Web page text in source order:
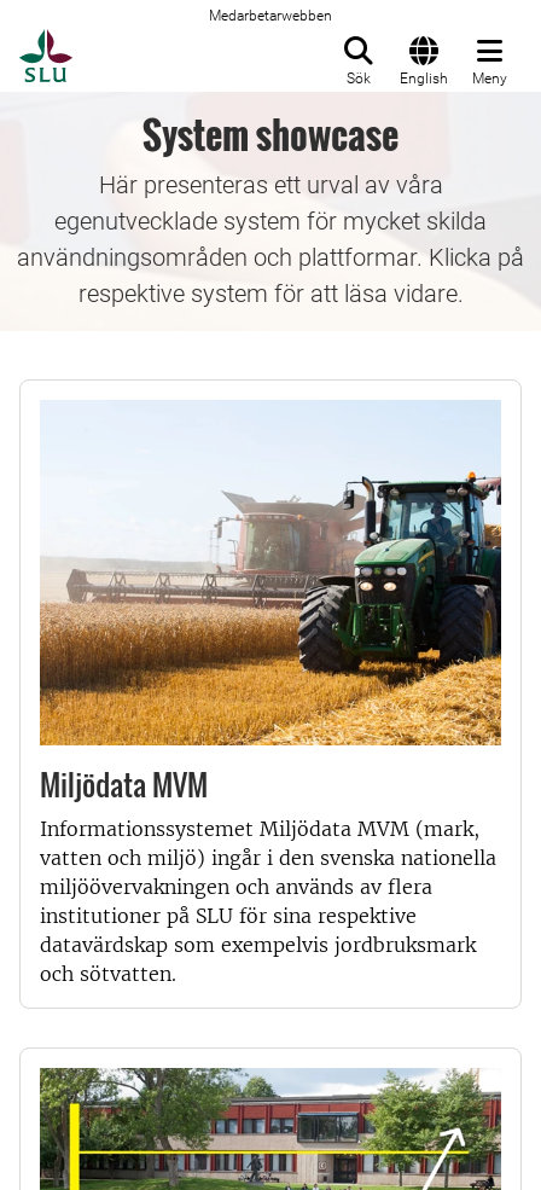
Medarbetarwebben
Sök English Meny
System showcase
Här presenteras ett urval av våra
egenutvecklade system för mycket skilda
användningsområden och plattformar. Klicka på
respektive system för att läsa vidare.
Miljödata MVM
Informationssystemet Miljödata MVM (mark,
vatten och miljö) ingår i den svenska nationella
miljöövervakningen och används av flera
institutioner på SLU för sina respektive
datavärdskap som exempelvis jordbruksmark
och sötvatten.